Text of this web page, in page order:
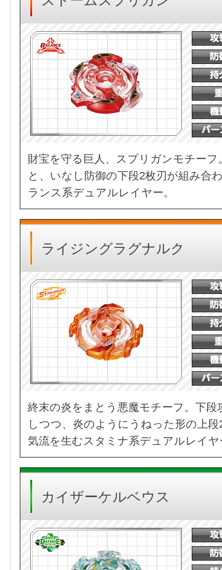
財宝を守る巨人、スプリガンモチーフ
と、いなし防御の下段2枚刃が組み合
ランス系デュアルレイヤー。
ライジングラグナルク
終末の炎をまとう悪魔モチーフ。下
しつつ、炎のようにうねった形の上
気流を生むスタミナ系デュアルレイヤ
カイザーケルベウス